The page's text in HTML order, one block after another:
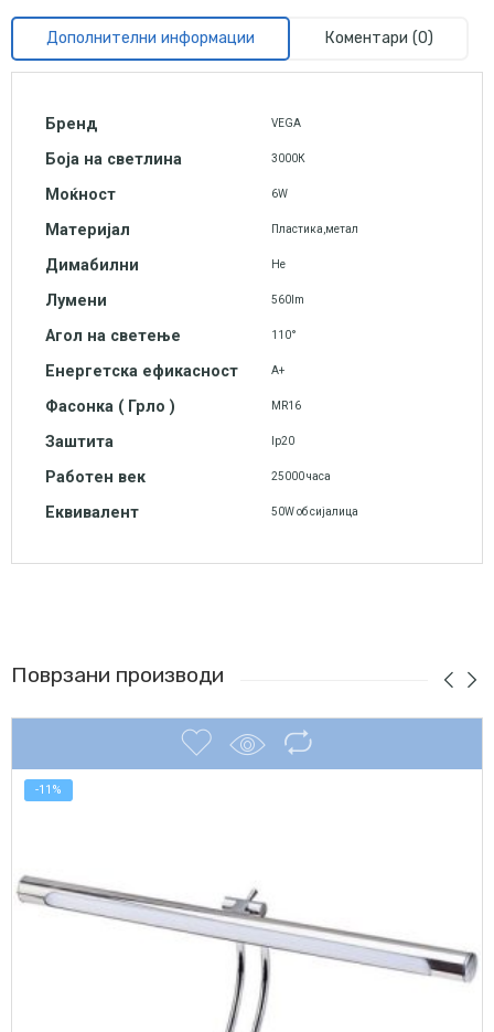
Дополнителни информации Коментари (0)
Бренд VEGA
Боја на светлина 3000К
Моќност 6W
Материјал Пластика,метал
Димабилни Не
Лумени 560lm
Агол на светење 110°
Енергетска ефикасност А+
Фасонка ( Грло ) MR16
Заштита Ip20
Работен век 25000 часа
Еквивалент 50W об сијалица
Поврзани производи
-11%